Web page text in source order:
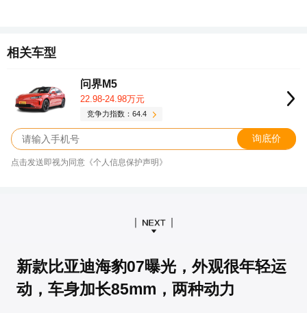
相关车型
问界M5
22.98-24.98万元
竞争力指数：64.4
询底价
点击发送即视为同意《个人信息保护声明》
新款比亚迪海豹07曝光，外观很年轻运
动，车身加长85mm，两种动力